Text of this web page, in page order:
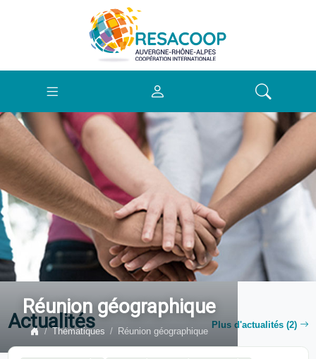
Réunion géographique
Thématiques Réunion géographique
Actualités Plus d'actualités (2)